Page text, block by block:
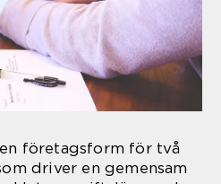
företagsform för två
driver en gemensam